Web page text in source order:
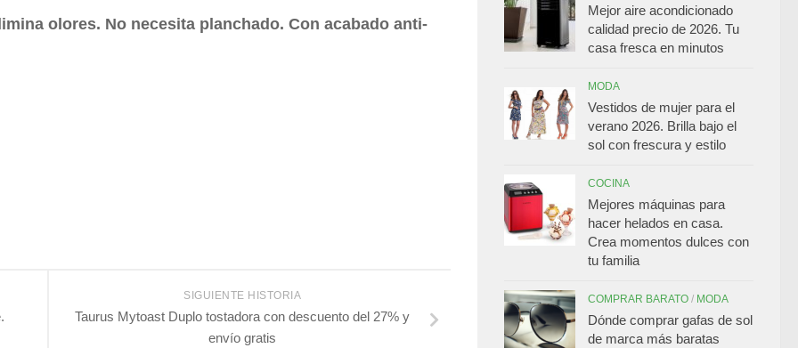
olores. No necesita planchado. Con acabado anti-
SIGUIENTE HISTORIA
Taurus Mytoast Duplo tostadora con descuento del 27% y
envío gratis
Mejor aire acondicionado
calidad precio de 2026. Tu
casa fresca en minutos
MODA
Vestidos de mujer para el
verano 2026. Brilla bajo el
sol con frescura y estilo
COCINA
Mejores máquinas para
hacer helados en casa.
Crea momentos dulces con
tu familia
COMPRAR BARATO / MODA
Dónde comprar gafas de sol
de marca más baratas